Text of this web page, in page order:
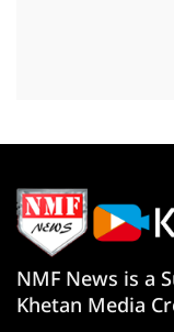
NMF News is a
Khetan Media